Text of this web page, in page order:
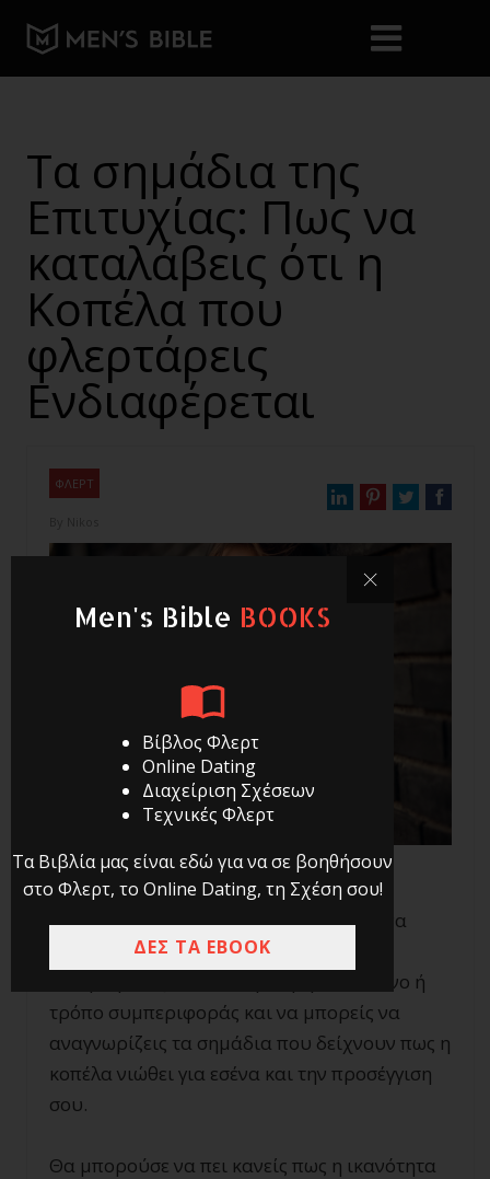
Τα σημάδια της
Επιτυχίας: Πως να
καταλάβεις ότι η
Κοπέλα που
φλερτάρεις
Ενδιαφέρεται
ΦΛΕΡΤ
Για να πετύχεις στο φλερτ, χρειάζεται να
είσαι ευέλικτος. Να μη μένεις δηλαδή
καθηλωμένος σε ένα συγκεκριμένο πλάνο ή
τρόπο συμπεριφοράς και να μπορείς να
αναγνωρίζεις τα σημάδια που δείχνουν πως η
κοπέλα νιώθει για εσένα και την προσέγγιση
σου.
Θα μπορούσε να πει κανείς πως η ικανότητα
Men's Bible BOOKS
Βίβλος Φλερτ
Online Dating
Διαχείριση Σχέσεων
Τεχνικές Φλερτ
Τα Βιβλία μας είναι εδώ για να σε βοηθήσουν
στο Φλερτ, το Online Dating, τη Σχέση σου!
ΔΕΣ ΤΑ EBOOK